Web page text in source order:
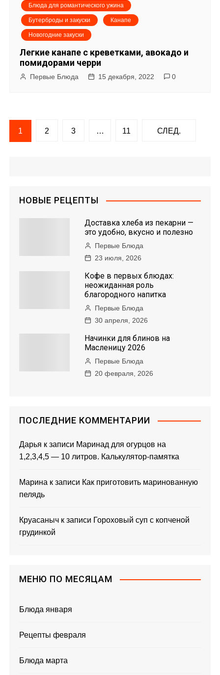
Блюда для романтического ужина
Бутерброды и закуски Канапе
Новогодние закуски
Легкие канапе с креветками, авокадо и
помидорами черри
Первые Блюда 15 декабря, 2022 0
Н
м
1 2 3 … 11 СЛЕД.
НОВЫЕ РЕЦЕПТЫ
Доставка хлеба из пекарни —
это удобно, вкусно и полезно
Первые Блюда
23 июля, 2026
Кофе в первых блюдах:
неожиданная роль
благородного напитка
Первые Блюда
30 апреля, 2026
Начинки для блинов на
Масленицу 2026
Первые Блюда
20 февраля, 2026
ПОСЛЕДНИЕ КОММЕНТАРИИ
Дарья к записи Маринад для огурцов на
1,2,3,4,5 — 10 литров. Калькулятор-памятка
Марина к записи Как приготовить маринованную
пелядь
Круасаныч к записи Гороховый суп с копченой
грудинкой
МЕНЮ ПО МЕСЯЦАМ
Блюда января
Рецепты февраля
Блюда марта